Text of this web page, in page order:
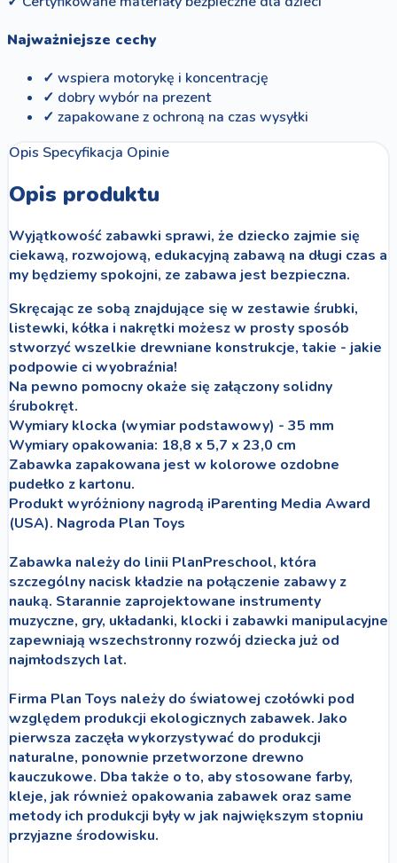
Najważniejsze cechy
✓ wspiera motorykę i koncentrację
✓ dobry wybór na prezent
✓ zapakowane z ochroną na czas wysyłki
Opis Specyfikacja Opinie
Opis produktu
Wyjątkowość zabawki sprawi, że dziecko zajmie się
ciekawą, rozwojową, edukacyjną zabawą na długi czas a
my będziemy spokojni, ze zabawa jest bezpieczna.
Skręcając ze sobą znajdujące się w zestawie śrubki,
listewki, kółka i nakrętki możesz w prosty sposób
stworzyć wszelkie drewniane konstrukcje, takie - jakie
podpowie ci wyobraźnia!
Na pewno pomocny okaże się załączony solidny
śrubokręt.
Wymiary klocka (wymiar podstawowy) - 35 mm
Wymiary opakowania: 18,8 x 5,7 x 23,0 cm
Zabawka zapakowana jest w kolorowe ozdobne
pudełko z kartonu.
Produkt wyróżniony nagrodą iParenting Media Award
(USA). Nagroda Plan Toys
Zabawka należy do linii PlanPreschool, która
szczególny nacisk kładzie na połączenie zabawy z
nauką. Starannie zaprojektowane instrumenty
muzyczne, gry, układanki, klocki i zabawki manipulacyjne
zapewniają wszechstronny rozwój dziecka już od
najmłodszych lat.
Firma Plan Toys należy do światowej czołówki pod
względem produkcji ekologicznych zabawek. Jako
pierwsza zaczęła wykorzystywać do produkcji
naturalne, ponownie przetworzone drewno
kauczukowe. Dba także o to, aby stosowane farby,
kleje, jak również opakowania zabawek oraz same
metody ich produkcji były w jak największym stopniu
przyjazne środowisku.